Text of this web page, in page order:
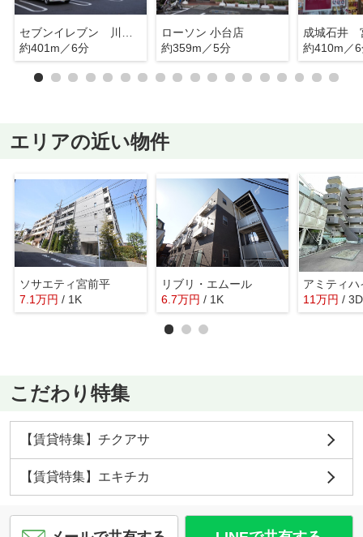
約401m／6分
ローソン 小台店
約359m／5分
成城石井
約410m／
エリアの近い物件
ソサエティ宮前平
7.1万円 / 1K
リブリ・エムール
6.7万円 / 1K 11万円 /
こだわり特集
【賃貸特集】チクアサ
【賃貸特集】エキチカ